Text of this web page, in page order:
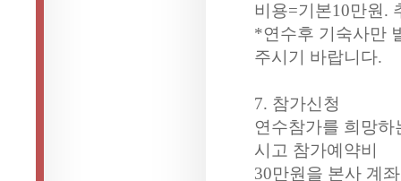
비용=기본10만원.
*연수후 기숙사만
주시기 바랍니다.
7. 참가신청
연수참가를 희망
시고 참가예약비
30만원을 본사 계